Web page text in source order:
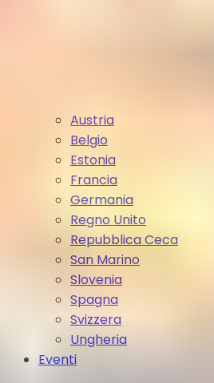
Austria
Belgio
Estonia
Francia
Germania
Regno Unito
Repubblica Ceca
San Marino
Slovenia
Spagna
Svizzera
Ungheria
Eventi